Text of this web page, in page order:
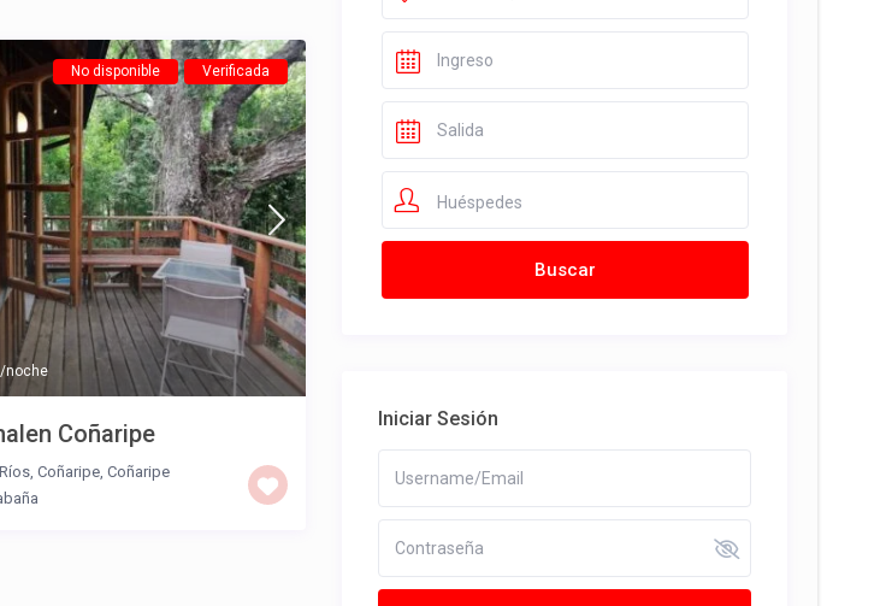
No disponible Verificada
Coñaripe
Coñaripe, Coñaripe
Huéspedes
Iniciar Sesión